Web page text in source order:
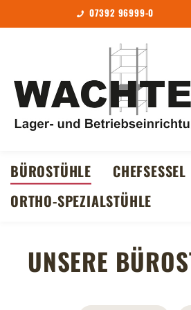
Hauptinhalt springen
Zur Suche springen
Zur Hauptnavigation springen
07392 96999-0
BÜROSTÜHLE CHEFSESSEL
ORTHO-SPEZIALSTÜHLE
UNSERE